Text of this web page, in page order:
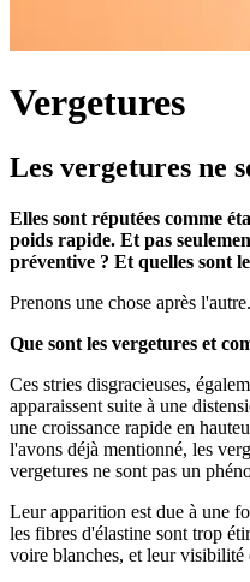
Vergetures
Les vergetures ne
Elles sont réputées comme
poids rapide. Et pas
préventive ? Et quelles sont
Prenons une chose après l'autre.
Que sont les vergetures et
Ces stries disgracieuses,
apparaissent suite à une
une croissance rapide en
l'avons déjà mentionné, les
vergetures ne sont pas un
Leur apparition est due à une
les fibres d'élastine sont trop
voire blanches, et leur visibilité